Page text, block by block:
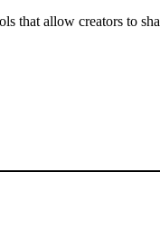
that allow creators to